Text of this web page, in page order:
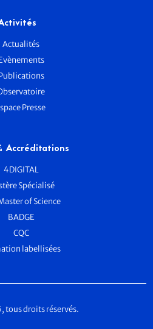
Actualités
Presse
Accréditations
4DIGITAL
Spécialisé
of Science
BADGE
CQC
labellisées
tous droits réservés.